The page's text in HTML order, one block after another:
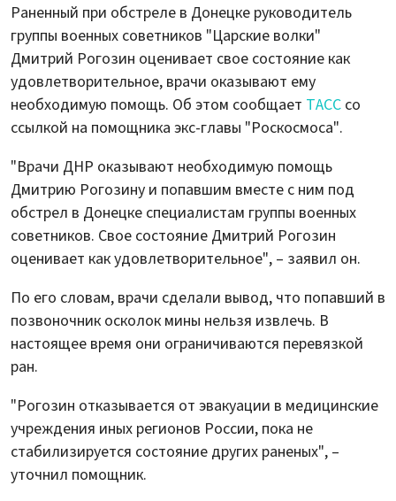
Раненный при обстреле в Донецке руководитель
группы военных советников "Царские волки"
Дмитрий Рогозин оценивает свое состояние как
удовлетворительное, врачи оказывают ему
необходимую помощь. Об этом сообщает ТАСС со
ссылкой на помощника экс-главы "Роскосмоса".
"Врачи ДНР оказывают необходимую помощь
Дмитрию Рогозину и попавшим вместе с ним под
обстрел в Донецке специалистам группы военных
советников. Свое состояние Дмитрий Рогозин
оценивает как удовлетворительное", – заявил он.
По его словам, врачи сделали вывод, что попавший в
позвоночник осколок мины нельзя извлечь. В
настоящее время они ограничиваются перевязкой
ран.
"Рогозин отказывается от эвакуации в медицинские
учреждения иных регионов России, пока не
стабилизируется состояние других раненых", –
уточнил помощник.